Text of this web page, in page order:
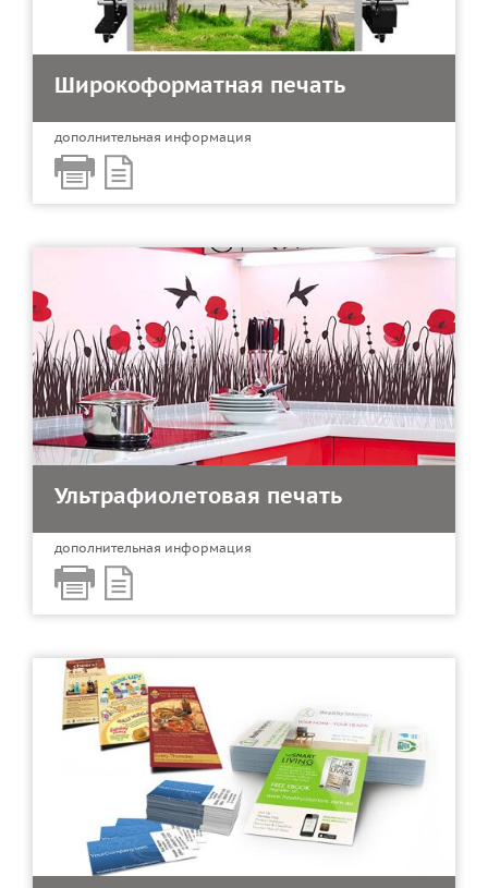
Широкоформатная печать
дополнительная информация
Ультрафиолетовая печать
дополнительная информация